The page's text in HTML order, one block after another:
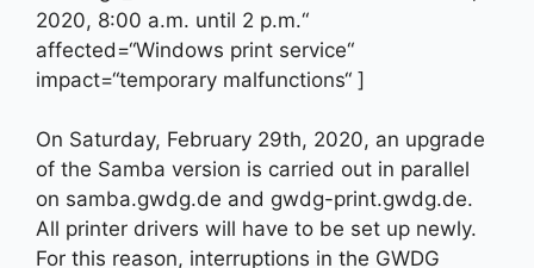
2020, 8:00 a.m. until 2 p.m.“
affected=“Windows print service“
impact=“temporary malfunctions“ ]
On Saturday, February 29th, 2020, an upgrade
of the Samba version is carried out in parallel
on samba.gwdg.de and gwdg-print.gwdg.de.
All printer drivers will have to be set up newly.
For this reason, interruptions in the GWDG